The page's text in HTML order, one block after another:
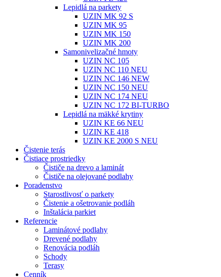
Lepidlá na parkety
UZIN MK 92 S
UZIN MK 95
UZIN MK 150
UZIN MK 200
Samonivelizačné hmoty
UZIN NC 105
UZIN NC 110 NEU
UZIN NC 146 NEW
UZIN NC 150 NEU
UZIN NC 174 NEU
UZIN NC 172 BI-TURBO
Lepidlá na mäkké krytiny
UZIN KE 66 NEU
UZIN KE 418
UZIN KE 2000 S NEU
Čistenie terás
Čistiace prostriedky
Čističe na drevo a laminát
Čističe na olejované podlahy
Poradenstvo
Starostlivosť o parkety
Čistenie a ošetrovanie podláh
Inštalácia parkiet
Referencie
Laminátové podlahy
Drevené podlahy
Renovácia podláh
Schody
Terasy
Cenník